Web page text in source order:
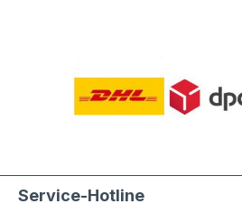
Service-Hotline